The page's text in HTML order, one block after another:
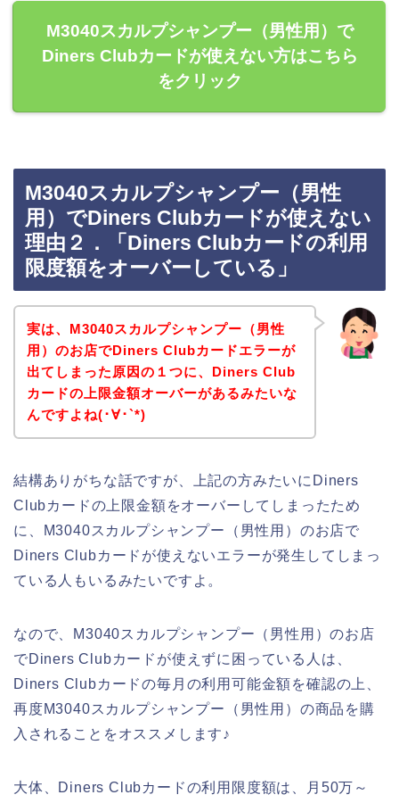
M3040スカルプシャンプー（男性用）で
Diners Clubカードが使えない方はこちら
をクリック
M3040スカルプシャンプー（男性
用）でDiners Clubカードが使えない
理由２．「Diners Clubカードの利用
限度額をオーバーしている」
実は、M3040スカルプシャンプー（男性
用）のお店でDiners Clubカードエラーが
出てしまった原因の１つに、Diners Club
カードの上限金額オーバーがあるみたいな
んですよね(･∀･`*)
結構ありがちな話ですが、上記の方みたいにDiners
Clubカードの上限金額をオーバーしてしまったため
に、M3040スカルプシャンプー（男性用）のお店で
Diners Clubカードが使えないエラーが発生してしまっ
ている人もいるみたいですよ。
なので、M3040スカルプシャンプー（男性用）のお店
でDiners Clubカードが使えずに困っている人は、
Diners Clubカードの毎月の利用可能金額を確認の上、
再度M3040スカルプシャンプー（男性用）の商品を購
入されることをオススメします♪
大体、Diners Clubカードの利用限度額は、月50万～